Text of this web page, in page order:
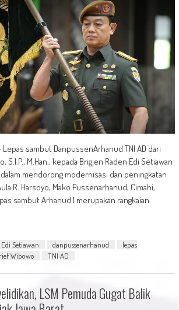
Lepas sambut DanpussenArhanud TNI AD dari
S.I.P., M.Han., kepada Brigjen Raden Edi Setiawan
mendorong modernisasi dan peningkatan
R. Harsoyo, Mako Pussenarhanud, Cimahi,
sambut Arhanud 1 merupakan rangkaian
Setiawan danpussenarhanud
lepas
Wibowo TNI AD
LSM Pemuda Gugat Balik